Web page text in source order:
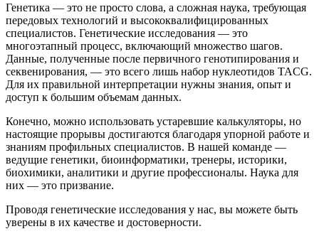
Генетика — это не просто слова, а сложная наука, требующая
передовых технологий и высококвалифицированных
специалистов. Генетические исследования — это
многоэтапный процесс, включающий множество шагов.
Данные, полученные после первичного генотипирования и
секвенирования, — это всего лишь набор нуклеотидов TACG.
Для их правильной интерпретации нужны знания, опыт и
доступ к большим объемам данных.
Конечно, можно использовать устаревшие калькуляторы, но
настоящие прорывы достигаются благодаря упорной работе и
знаниям профильных специалистов. В нашей команде —
ведущие генетики, биоинформатики, тренеры, историки,
биохимики, аналитики и другие профессионалы. Наука для
них — это призвание.
Проводя генетические исследования у нас, вы можете быть
уверены в их качестве и достоверности.